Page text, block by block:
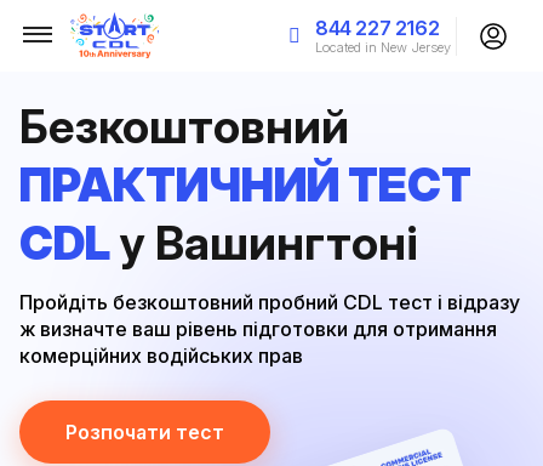
844 227 2162
Located in New Jersey
Безкоштовний
ПРАКТИЧНИЙ ТЕСТ
CDLу Вашингтоні
Пройдіть безкоштовний пробний CDL тест і відразу
ж визначте ваш рівень підготовки для отримання
комерційних водійських прав
Розпочати тест